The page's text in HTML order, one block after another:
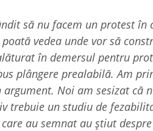
să nu facem un protest
vedea unde vor să
în demersul pentru
plângere prealabilă. Am
argument. Noi am sesizat că
trebuie un studiu de
au semnat au știut